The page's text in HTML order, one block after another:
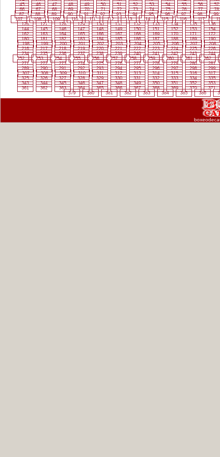
45
46 47 48 49 50 51 52 53 54 55 56
57
66
67 68 69 70 71 72 73 74 75 76 77
78
87
88 89 90 91 92 93 94 95 96 97 98
99
107
108 109 110 111 112 113 114 115 116 117
126
127 128 129 130 131 132 133 134 135
136
144
145 146 147 148 149 150 151 152 153
154
162
163 164 165 166 167 168 169 170 171
172
180
181 182 183 184 185 186 187 188 189
190
198
199 200 201 202 203 204 205 206 207
208
216
217 218 219 220 221 222 223 224 225
226
234
235 236 237 238 239 240 241 242 243
244
252
253 254 255 256 257 258 259 260 261
262
271
272 273 274 275 276 277 278 279 280
281
289
290 291 292 293 294 295 296 297 298
299
307
308 309 310 311 312 313 314 315 316
317
325
326 327 328 329 330 331 332 333 334
335
343
344 345 346 347 348 349 350 351 352
353
361
362 363 364 365 366 367 368 369 370
371
379
380 381 382 383 384 385 386